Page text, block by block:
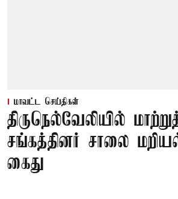
மாவட்ட செய்திகள்
திருநெல்வேலியில்
சங்கத்தினர் சாலை
கைது